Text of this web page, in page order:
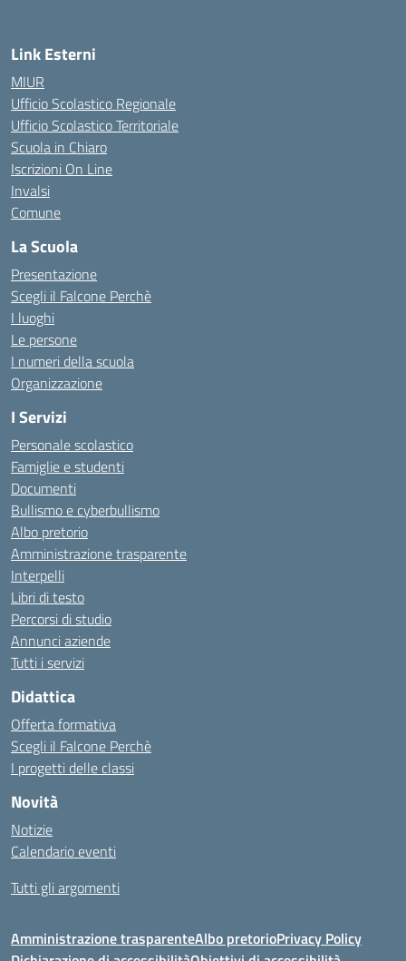
Link Esterni
MIUR
Ufficio Scolastico Regionale
Ufficio Scolastico Territoriale
Scuola in Chiaro
Iscrizioni On Line
Invalsi
Comune
La Scuola
Presentazione
Scegli il Falcone Perchè
I luoghi
Le persone
I numeri della scuola
Organizzazione
I Servizi
Personale scolastico
Famiglie e studenti
Documenti
Bullismo e cyberbullismo
Albo pretorio
Amministrazione trasparente
Interpelli
Libri di testo
Percorsi di studio
Annunci aziende
Tutti i servizi
Didattica
Offerta formativa
Scegli il Falcone Perchè
I progetti delle classi
Novità
Notizie
Calendario eventi
Tutti gli argomenti
Amministrazione trasparenteAlbo pretorioPrivacy Policy